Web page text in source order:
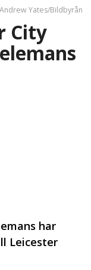
Yates/Bildbyrån
City
har
Leicester